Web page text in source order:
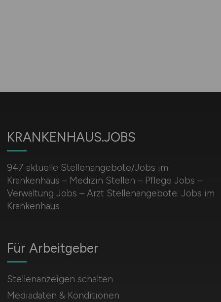
KRANKENHAUS.JOBS
947 aktuelle Stellenangebote/Jobs im
Krankenhaus – Medizin Stellen – Pflege Jobs –
Verwaltung Jobs – Arzt Stellenangebote: Jobs im
Krankenhaus
Für Arbeitgeber
Stellenanzeigen schalten
Mediadaten & Konditionen